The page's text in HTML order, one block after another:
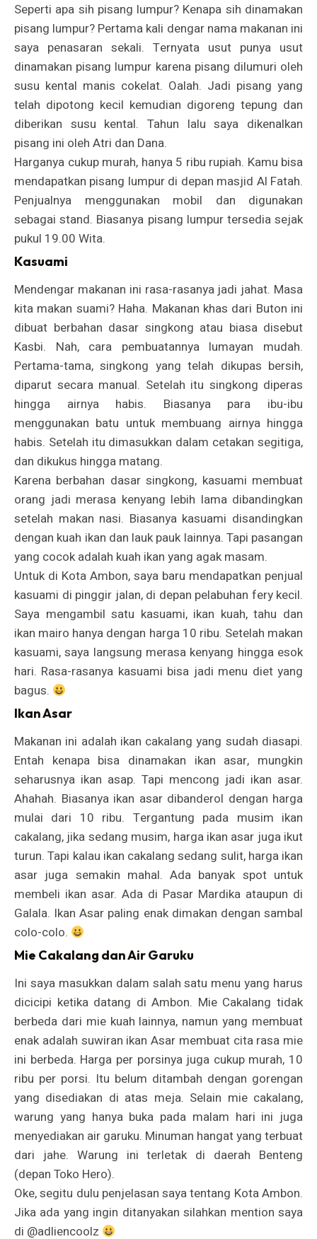
Seperti apa sih pisang lumpur? Kenapa sih dinamakan
pisang lumpur? Pertama kali dengar nama makanan ini
saya penasaran sekali. Ternyata usut punya usut
dinamakan pisang lumpur karena pisang dilumuri oleh
susu kental manis cokelat. Oalah. Jadi pisang yang
telah dipotong kecil kemudian digoreng tepung dan
diberikan susu kental. Tahun lalu saya dikenalkan
pisang ini oleh Atri dan Dana.
Harganya cukup murah, hanya 5 ribu rupiah. Kamu bisa
mendapatkan pisang lumpur di depan masjid Al Fatah.
Penjualnya menggunakan mobil dan digunakan
sebagai stand. Biasanya pisang lumpur tersedia sejak
pukul 19.00 Wita.
Kasuami
Mendengar makanan ini rasa-rasanya jadi jahat. Masa
kita makan suami? Haha. Makanan khas dari Buton ini
dibuat berbahan dasar singkong atau biasa disebut
Kasbi. Nah, cara pembuatannya lumayan mudah.
Pertama-tama, singkong yang telah dikupas bersih,
diparut secara manual. Setelah itu singkong diperas
hingga airnya habis. Biasanya para ibu-ibu
menggunakan batu untuk membuang airnya hingga
habis. Setelah itu dimasukkan dalam cetakan segitiga,
dan dikukus hingga matang.
Karena berbahan dasar singkong, kasuami membuat
orang jadi merasa kenyang lebih lama dibandingkan
setelah makan nasi. Biasanya kasuami disandingkan
dengan kuah ikan dan lauk pauk lainnya. Tapi pasangan
yang cocok adalah kuah ikan yang agak masam.
Untuk di Kota Ambon, saya baru mendapatkan penjual
kasuami di pinggir jalan, di depan pelabuhan fery kecil.
Saya mengambil satu kasuami, ikan kuah, tahu dan
ikan mairo hanya dengan harga 10 ribu. Setelah makan
kasuami, saya langsung merasa kenyang hingga esok
hari. Rasa-rasanya kasuami bisa jadi menu diet yang
bagus.
Ikan Asar
Makanan ini adalah ikan cakalang yang sudah diasapi.
Entah kenapa bisa dinamakan ikan asar, mungkin
seharusnya ikan asap. Tapi mencong jadi ikan asar.
Ahahah. Biasanya ikan asar dibanderol dengan harga
mulai dari 10 ribu. Tergantung pada musim ikan
cakalang, jika sedang musim, harga ikan asar juga ikut
turun. Tapi kalau ikan cakalang sedang sulit, harga ikan
asar juga semakin mahal. Ada banyak spot untuk
membeli ikan asar. Ada di Pasar Mardika ataupun di
Galala. Ikan Asar paling enak dimakan dengan sambal
colo-colo.
Mie Cakalang dan Air Garuku
Ini saya masukkan dalam salah satu menu yang harus
dicicipi ketika datang di Ambon. Mie Cakalang tidak
berbeda dari mie kuah lainnya, namun yang membuat
enak adalah suwiran ikan Asar membuat cita rasa mie
ini berbeda. Harga per porsinya juga cukup murah, 10
ribu per porsi. Itu belum ditambah dengan gorengan
yang disediakan di atas meja. Selain mie cakalang,
warung yang hanya buka pada malam hari ini juga
menyediakan air garuku. Minuman hangat yang terbuat
dari jahe. Warung ini terletak di daerah Benteng
(depan Toko Hero).
Oke, segitu dulu penjelasan saya tentang Kota Ambon.
Jika ada yang ingin ditanyakan silahkan mention saya
di @adliencoolz